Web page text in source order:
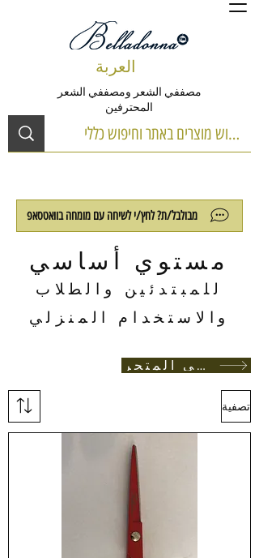
العربة
مصففي الشعر ومصففي الشعر
المحترفين
מבולבל/ת? לחץ/י לשיחה עם מומחה בוואטסאפ
مستوي أساسي
للمبتدئين والطلاب
والاستخدام المنزلي
العودة الى المتجر
تصفية